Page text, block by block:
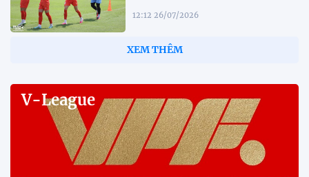
12:12 26/07/2026
XEM THÊM
V-League